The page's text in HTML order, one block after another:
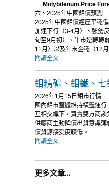
Molybdenum Price
六、2025年中國鉬價預測
2025年中國鉬價經歷平穩
加速下行（3-4月）、強勢
旬至9月初）、牛市逆轉轉
11月）以及年末企穩（12
閱讀全文...
鉬精礦、鉬鐵、
2026年1月15日鉬市行情
國內鉬市整體維持橫盤運
互相交織下，買賣雙方商談
供應商主動降價出貨意識薄
價貨源接受度較低。
閱讀全文...
更多文章...